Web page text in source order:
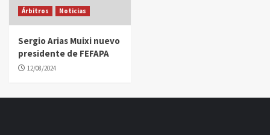
Árbitros Noticias
Sergio Arias Muixi nuevo
presidente de FEFAPA
12/08/2024